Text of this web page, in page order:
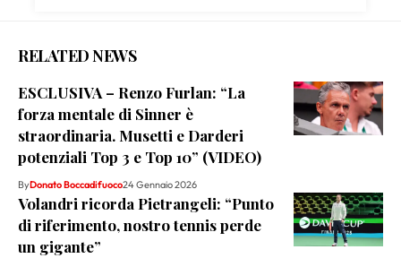
RELATED NEWS
ESCLUSIVA – Renzo Furlan: “La
forza mentale di Sinner è
straordinaria. Musetti e Darderi
potenziali Top 3 e Top 10” (VIDEO)
ByDonato Boccadifuoco24 Gennaio 2026
Volandri ricorda Pietrangeli: “Punto
di riferimento, nostro tennis perde
un gigante”